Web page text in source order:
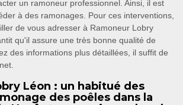
un ramoneur professionnel. Ainsi, il est
à des ramonages. Pour ces interventions,
de vous adresser à Ramoneur Lobry
qu'il assure une très bonne qualité de
des informations plus détaillées, il suffit de
Léon : un habitué des
des poêles dans la